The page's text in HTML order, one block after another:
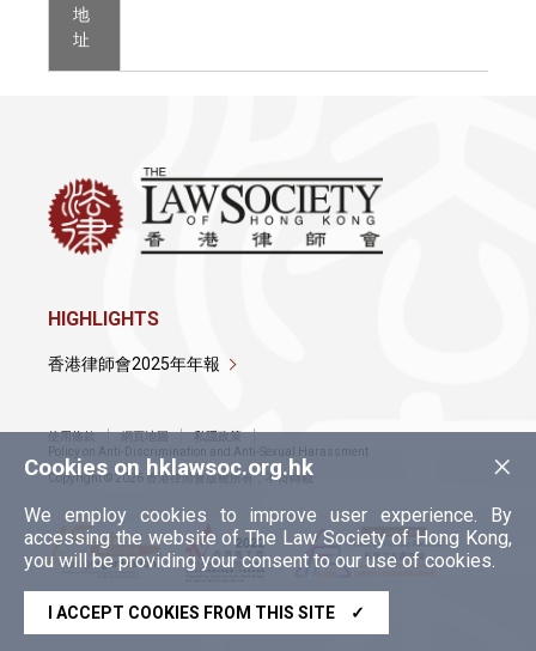
地
址
×
Cookies on hklawsoc.org.hk
We employ cookies to improve user experience. By
accessing the website of The Law Society of Hong Kong,
you will be providing your consent to our use of cookies.
I ACCEPT COOKIES FROM THIS SITE ✓
HIGHLIGHTS
香港律師會2025年年報
使用條款 網頁地圖
私隱政策
Policy on Anti-Discrimination and Anti-Sexual Harassment
Copyright © 2026 香港律師會版權所有，不得轉載